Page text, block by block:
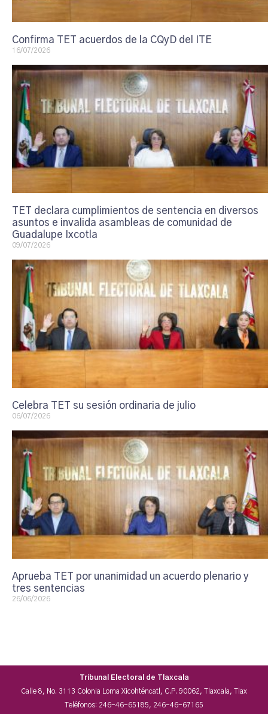
Confirma TET acuerdos de la CQyD del ITE
16/07/2026
TET declara cumplimientos de sentencia en diversos
asuntos e invalida asambleas de comunidad de
Guadalupe Ixcotla
09/07/2026
Celebra TET su sesión ordinaria de julio
06/07/2026
Aprueba TET por unanimidad un acuerdo plenario y
tres sentencias
26/06/2026
Tribunal Electoral de Tlaxcala
Calle 8, No. 3113 Colonia Loma Xicohténcatl, C.P. 90062, Tlaxcala, Tlax
Teléfonos: 246-46-65185, 246-46-67165